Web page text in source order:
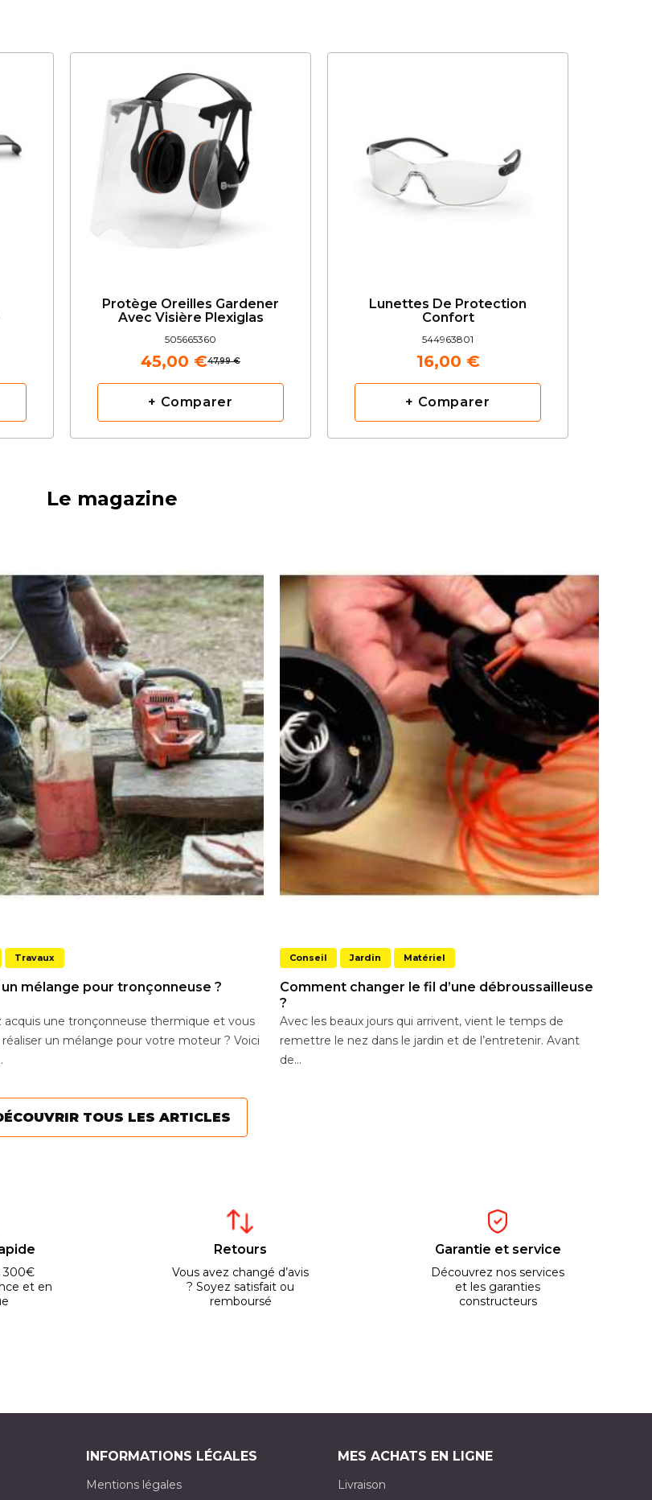
Protège Oreilles Gardener
Avec Visière Plexiglas
505665360
47,99 €
45,00 €
+ Comparer
Lunettes De Protection
Confort
544963801
16,00 €
+ Comparer
Le magazine
Travaux
un mélange pour tronçonneuse ?
acquis une tronçonneuse thermique et vous
un mélange pour votre moteur ? Voici
Conseil Jardin Matériel
Comment changer le fil d’une débroussailleuse
?
Avec les beaux jours qui arrivent, vient le temps de
remettre le nez dans le jardin et de l’entretenir. Avant
de...
TOUS LES ARTICLES
300€
et en
Retours
Vous avez changé d’avis
? Soyez satisfait ou
remboursé
Garantie et service
Découvrez nos services
et les garanties
constructeurs
INFORMATIONS LÉGALES
Mentions légales
MES ACHATS EN LIGNE
Livraison